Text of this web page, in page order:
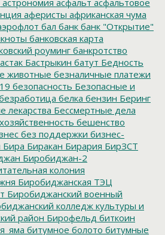
аферисты африканская чума
бал банк банк "Открытие"
банковская карта
роуминг банкротство
Бастрыкин батут Бедность
животные безналичные платежи
безопасность Безопасные и
белка бензин Беринг
лекарства Бессмертные дела
бешенство
без поддержки бизнес-
Бира Биракан Бирария БирЗСТ
Биробиджан-2
колония
Биробиджанская ТЭЦ
Биробиджанский военный
колледж культуры и
район Бирофельд биткоин
битумное болото битумные